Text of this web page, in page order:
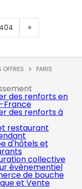
404 »
OFFRES PARIS
des renforts en
France
des renforts à
restaurant
d'hôtels et
collective
évènementiel
de bouche
et Vente